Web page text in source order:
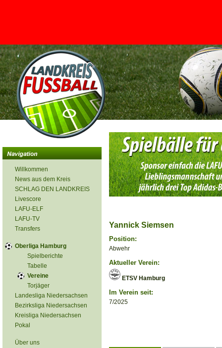
<
Willkommen
News aus dem Kreis
SCHLAG DEN LANDKREIS
Livescore
LAFU-ELF
LAFU-TV
Transfers
Oberliga Hamburg
Spielberichte
Tabelle
Vereine
Torjäger
Landesliga Niedersachsen
Bezirksliga Niedersachsen
Kreisliga Niedersachsen
Pokal
Über uns
Yannick Siemsen
Position:
Abwehr
Aktueller Verein:
ETSV Hamburg
Im Verein seit:
7/2025